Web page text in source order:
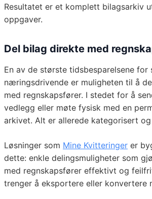
Resultatet er et komplett bilagsarkiv
oppgaver.
Del bilag direkte med
En av de største tidsbesparelsene for
næringsdrivende er muligheten til å
med regnskapsfører. I stedet for å
vedlegg eller møte fysisk med en
arkivet. Alt er allerede kategorisert
Løsninger som Mine Kvitteringer er
dette: enkle delingsmuligheter som
med regnskapsfører effektivt og
trenger å eksportere eller konvertere